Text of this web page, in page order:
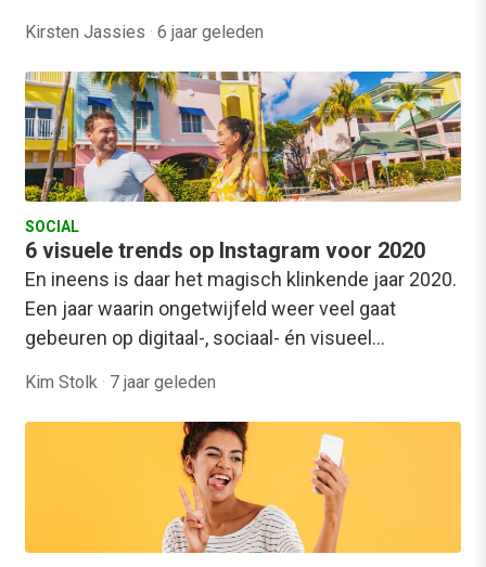
Kirsten Jassies · 6 jaar geleden
SOCIAL
6 visuele trends op Instagram voor 2020
En ineens is daar het magisch klinkende jaar 2020.
Een jaar waarin ongetwijfeld weer veel gaat
gebeuren op digitaal-, sociaal- én visueel…
Kim Stolk · 7 jaar geleden